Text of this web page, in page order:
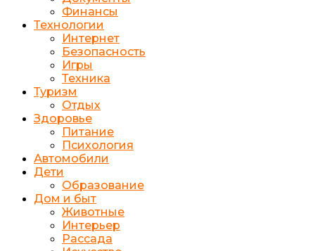
Финансы
Технологии
Интернет
Безопасность
Игры
Техника
Туризм
Отдых
Здоровье
Питание
Психология
Автомобили
Дети
Образование
Дом и быт
Животные
Интерьер
Рассада